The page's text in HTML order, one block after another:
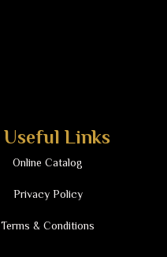
Useful Links
Online Catalog
Privacy Policy
Terms & Conditions